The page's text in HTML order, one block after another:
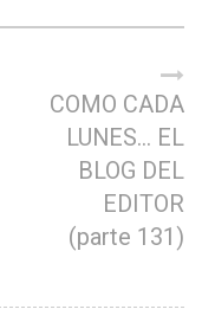
COMO CADA
LUNES… EL
BLOG DEL
EDITOR
(parte 131)